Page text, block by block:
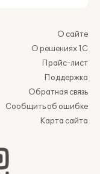
О сайте
О решениях 1С
Прайс-лист
Поддержка
Обратная связь
Сообщить об ошибке
Карта сайта